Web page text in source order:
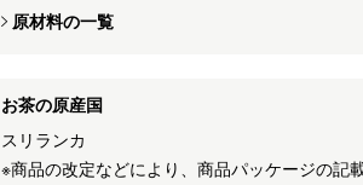
原材料の一覧
お茶の原産国
スリランカ
※商品の改定などにより、商品パッケージの記